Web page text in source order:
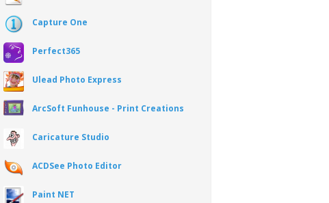
Capture One
Perfect365
Ulead Photo Express
ArcSoft Funhouse - Print Creations
Caricature Studio
ACDSee Photo Editor
Paint NET